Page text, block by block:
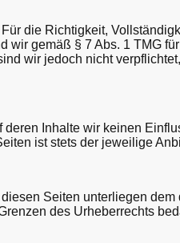
die Richtigkeit,
gemäß § 7 Abs. 1 TMG
wir jedoch nicht
Inhalte wir keinen
ist stets der jeweilige
Seiten unterliegen
des Urheberrechts